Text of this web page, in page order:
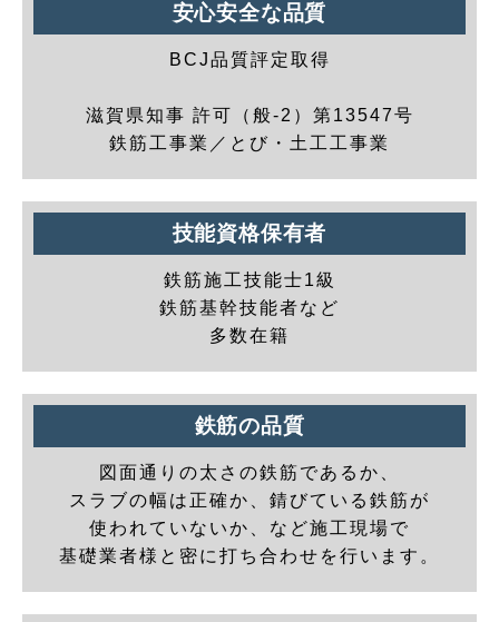
安心安全な品質
BCJ品質評定取得
滋賀県知事 許可（般-2）第13547号
鉄筋工事業／とび・土工工事業
技能資格保有者
鉄筋施工技能士1級
鉄筋基幹技能者など
多数在籍
鉄筋の品質
図面通りの太さの鉄筋であるか、
スラブの幅は正確か、錆びている鉄筋が
使われていないか、など施工現場で
基礎業者様と密に打ち合わせを行います。